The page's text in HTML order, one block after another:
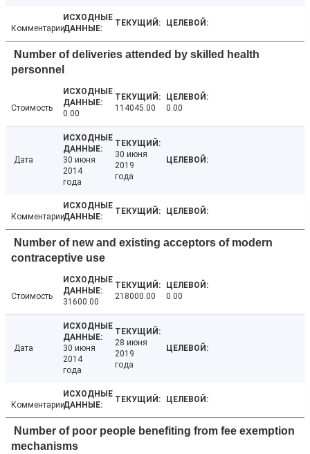
Комментарии
Number of deliveries attended by skilled health
personnel
Стоимость
0.00
114045.00 0.00
Дата
30 июня
2014
года
30 июня
2019
года
Комментарии
Number of new and existing acceptors of modern
contraceptive use
Стоимость
31600.00
218000.00 0.00
Дата
30 июня
2014
года
28 июня
2019
года
Комментарии
Number of poor people benefiting from fee exemption
mechanisms